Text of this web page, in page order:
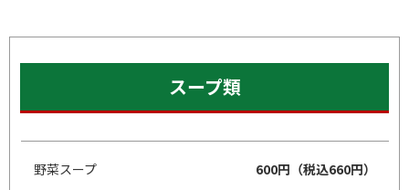
スープ類
野菜スープ 600円（税込660円）